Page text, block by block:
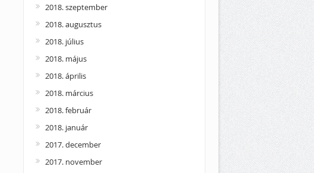
2018. szeptember
2018. augusztus
2018. július
2018. május
2018. április
2018. március
2018. február
2018. január
2017. december
2017. november